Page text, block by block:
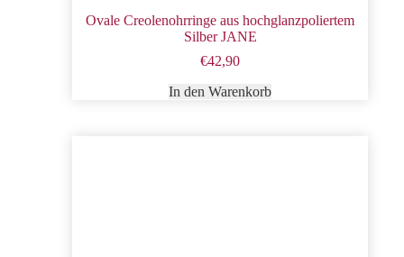
Ovale Creolenohrringe aus hochglanzpoliertem
Silber JANE
€42,90
In den Warenkorb